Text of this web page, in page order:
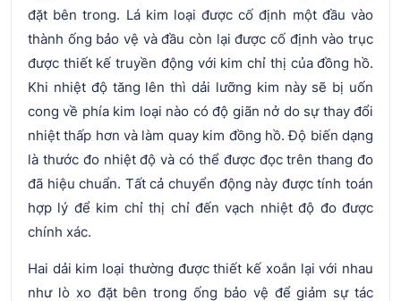
đặt bên trong. Lá kim loại được cố định một đầu vào
thành ống bảo vệ và đầu còn lại được cố định vào trục
được thiết kế truyền động với kim chỉ thị của đồng hồ.
Khi nhiệt độ tăng lên thì dải lưỡng kim này sẽ bị uốn
cong về phía kim loại nào có độ giãn nở do sự thay đổi
nhiệt thấp hơn và làm quay kim đồng hồ. Độ biến dạng
là thước đo nhiệt độ và có thể được đọc trên thang đo
đã hiệu chuẩn. Tất cả chuyển động này được tính toán
hợp lý để kim chỉ thị chỉ đến vạch nhiệt độ đo được
chính xác.
Hai dải kim loại thường được thiết kế xoắn lại với nhau
như lò xo đặt bên trong ống bảo vệ để giảm sự tác